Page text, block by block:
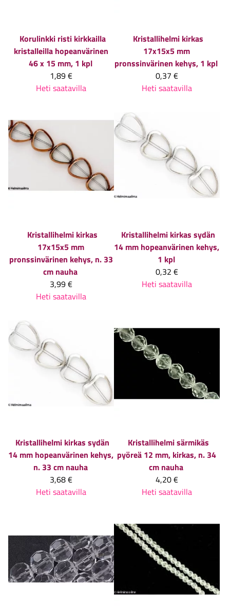
Korulinkki risti kirkkailla
kristalleilla hopeanvärinen
46 x 15 mm, 1 kpl
1,89 €
Heti saatavilla
Kristallihelmi kirkas
17x15x5 mm
pronssinvärinen kehys, 1 kpl
0,37 €
Heti saatavilla
Kristallihelmi kirkas
17x15x5 mm
pronssinvärinen kehys, n. 33
cm nauha
3,99 €
Heti saatavilla
Kristallihelmi kirkas sydän
14 mm hopeanvärinen kehys,
1 kpl
0,32 €
Heti saatavilla
Kristallihelmi kirkas sydän
14 mm hopeanvärinen kehys,
n. 33 cm nauha
3,68 €
Heti saatavilla
Kristallihelmi särmikäs
pyöreä 12 mm, kirkas, n. 34
cm nauha
4,20 €
Heti saatavilla